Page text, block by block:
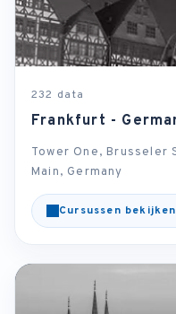
232 data
Frankfurt -
Tower One, Brusseler
Main, Germany
Cursussen bekijken